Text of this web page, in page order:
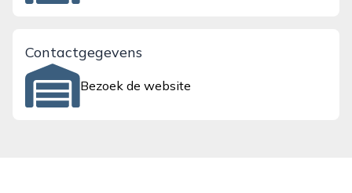
Contactgegevens
Bezoek de website